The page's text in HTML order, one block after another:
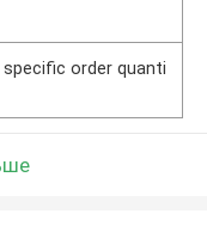
order quanti